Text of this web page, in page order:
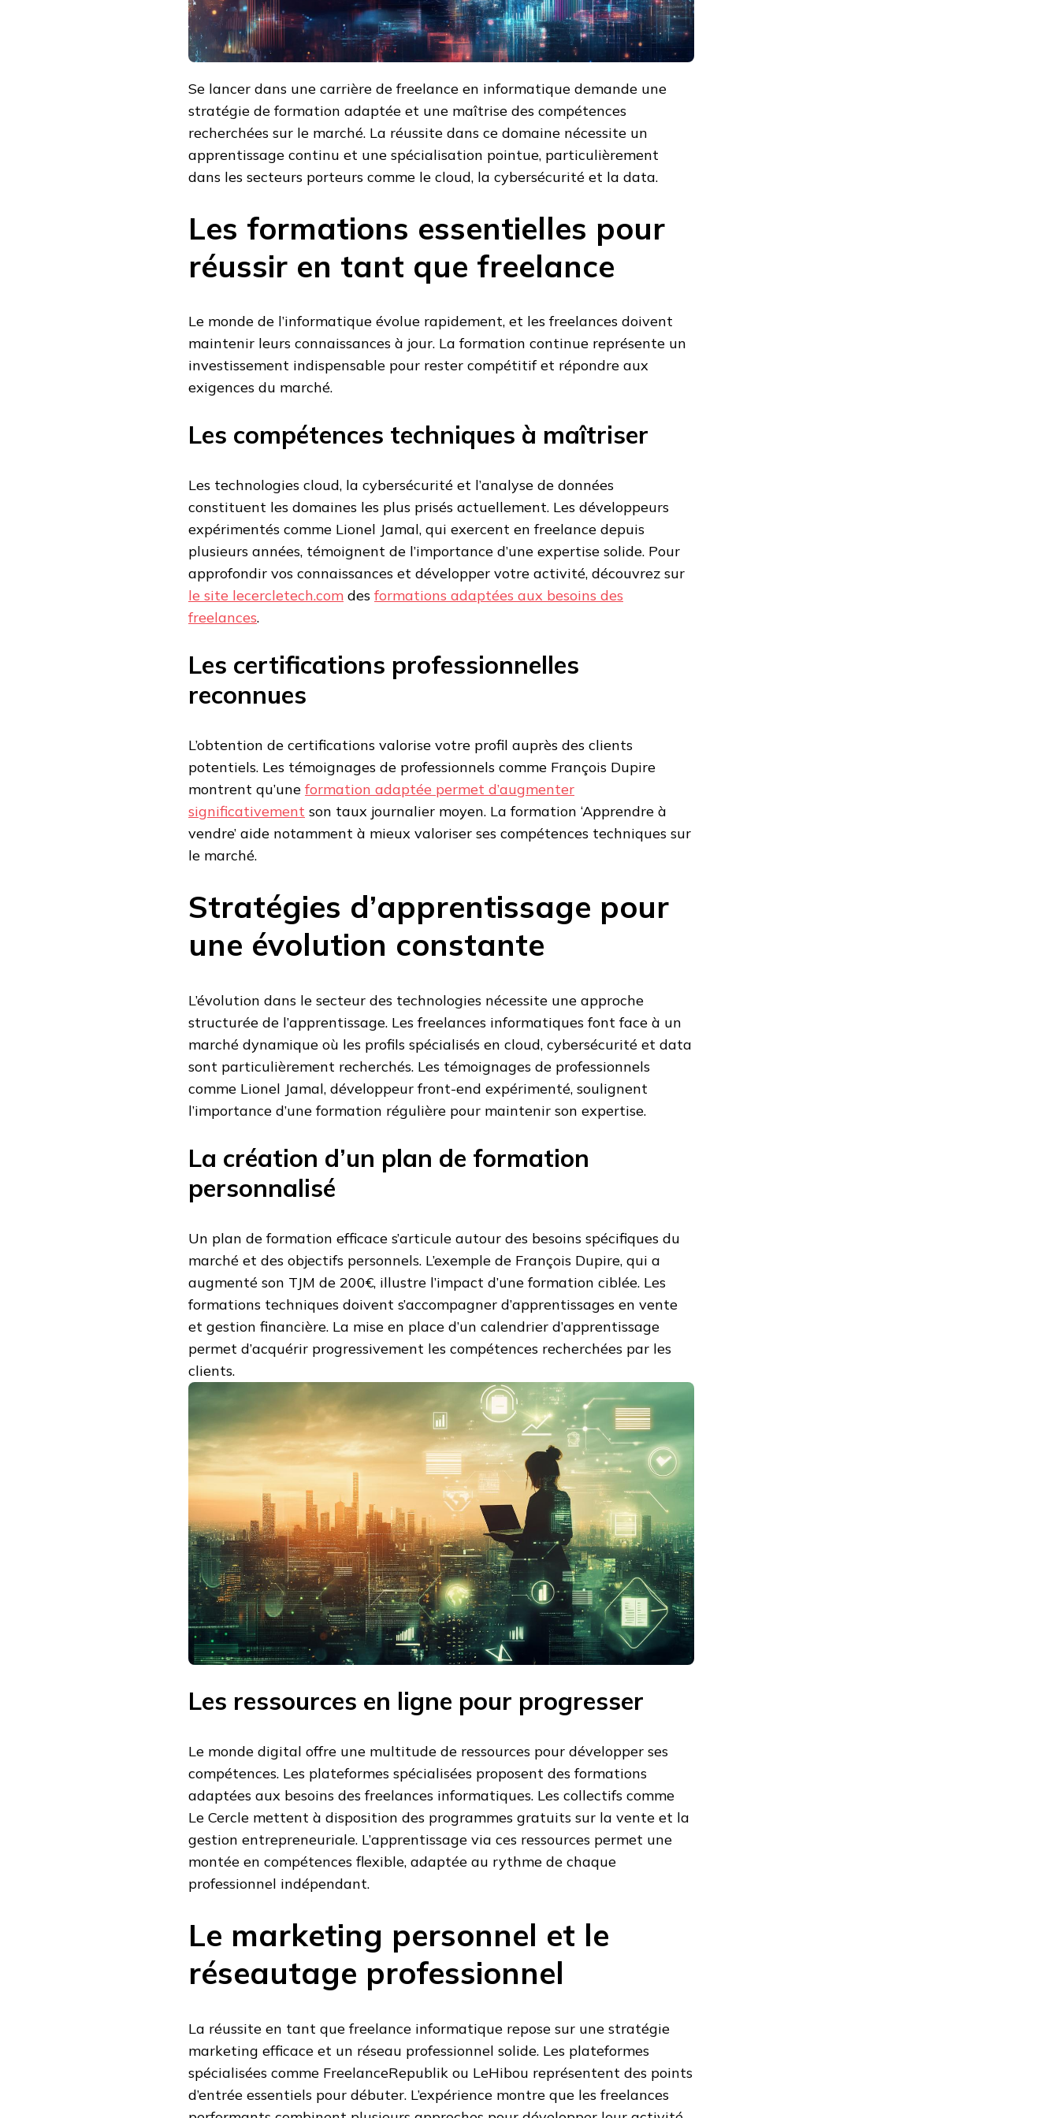
Se lancer dans une carrière de freelance en informatique demande une
stratégie de formation adaptée et une maîtrise des compétences
recherchées sur le marché. La réussite dans ce domaine nécessite un
apprentissage continu et une spécialisation pointue, particulièrement
dans les secteurs porteurs comme le cloud, la cybersécurité et la data.
Les formations essentielles pour
réussir en tant que freelance
Le monde de l’informatique évolue rapidement, et les freelances doivent
maintenir leurs connaissances à jour. La formation continue représente un
investissement indispensable pour rester compétitif et répondre aux
exigences du marché.
Les compétences techniques à maîtriser
Les technologies cloud, la cybersécurité et l’analyse de données
constituent les domaines les plus prisés actuellement. Les développeurs
expérimentés comme Lionel Jamal, qui exercent en freelance depuis
plusieurs années, témoignent de l’importance d’une expertise solide. Pour
approfondir vos connaissances et développer votre activité, découvrez sur
le site lecercletech.com des formations adaptées aux besoins des
freelances.
Les certifications professionnelles
reconnues
L’obtention de certifications valorise votre profil auprès des clients
potentiels. Les témoignages de professionnels comme François Dupire
montrent qu’une formation adaptée permet d’augmenter
significativement son taux journalier moyen. La formation ‘Apprendre à
vendre’ aide notamment à mieux valoriser ses compétences techniques sur
le marché.
Stratégies d’apprentissage pour
une évolution constante
L’évolution dans le secteur des technologies nécessite une approche
structurée de l’apprentissage. Les freelances informatiques font face à un
marché dynamique où les profils spécialisés en cloud, cybersécurité et data
sont particulièrement recherchés. Les témoignages de professionnels
comme Lionel Jamal, développeur front-end expérimenté, soulignent
l’importance d’une formation régulière pour maintenir son expertise.
La création d’un plan de formation
personnalisé
Un plan de formation efficace s’articule autour des besoins spécifiques du
marché et des objectifs personnels. L’exemple de François Dupire, qui a
augmenté son TJM de 200€, illustre l’impact d’une formation ciblée. Les
formations techniques doivent s’accompagner d’apprentissages en vente
et gestion financière. La mise en place d’un calendrier d’apprentissage
permet d’acquérir progressivement les compétences recherchées par les
clients.
Les ressources en ligne pour progresser
Le monde digital offre une multitude de ressources pour développer ses
compétences. Les plateformes spécialisées proposent des formations
adaptées aux besoins des freelances informatiques. Les collectifs comme
Le Cercle mettent à disposition des programmes gratuits sur la vente et la
gestion entrepreneuriale. L’apprentissage via ces ressources permet une
montée en compétences flexible, adaptée au rythme de chaque
professionnel indépendant.
Le marketing personnel et le
réseautage professionnel
La réussite en tant que freelance informatique repose sur une stratégie
marketing efficace et un réseau professionnel solide. Les plateformes
spécialisées comme FreelanceRepublik ou LeHibou représentent des points
d’entrée essentiels pour débuter. L’expérience montre que les freelances